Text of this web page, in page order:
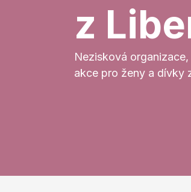
z
Nezisková
akce pro ženy a dívky